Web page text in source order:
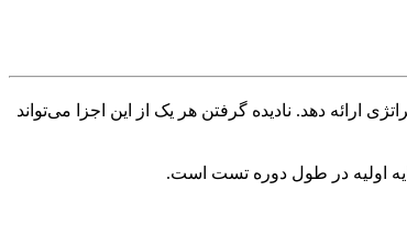
دهد. نادیده گرفتن هر یک از این اجزا می‌تواند
اولیه در طول دوره تست است.